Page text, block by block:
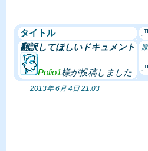
タイトル
翻訳してほしいドキュメント
Polio1様が投稿しました
2013年 6月 4日 21:03